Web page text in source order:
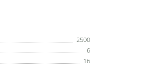
2500
6
16